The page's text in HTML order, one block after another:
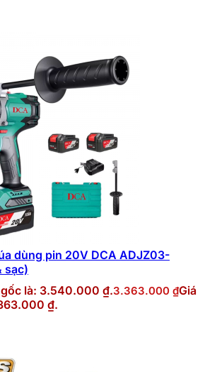
dùng pin 20V DCA ADJZ03-
sạc)
gốc là: 3.540.000 ₫.3.363.000 ₫Giá
₫.